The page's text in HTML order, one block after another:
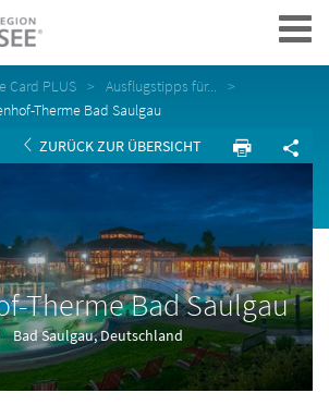
Navigation
Card PLUS
Ausflugstipps für...
Therme Bad Saulgau
ZURÜCK ZUR ÜBERSICHT
Therme Bad Saulgau
Bad Saulgau, Deutschland